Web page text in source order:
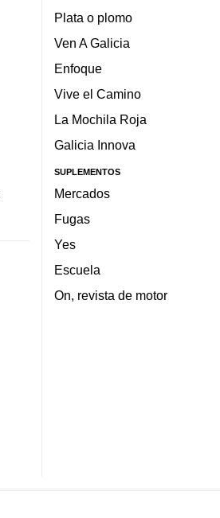
Plata o plomo
Ven A Galicia
Enfoque
Vive el Camino
La Mochila Roja
Galicia Innova
SUPLEMENTOS
Mercados
Fugas
Yes
Escuela
On, revista de motor